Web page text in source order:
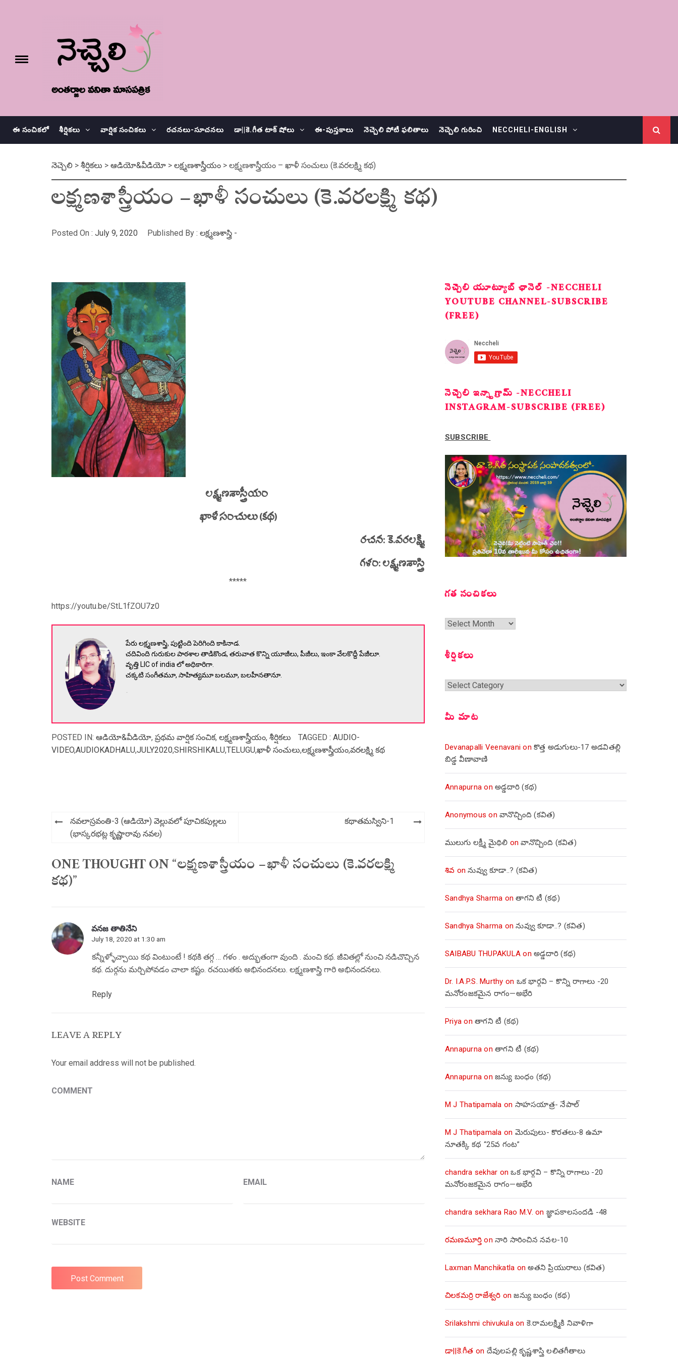
Toggle
ఈ సంచికలో శీర్షికలు వార్షిక సంచికలు రచనలు-సూచనలు డా||కె.గీత టాక్ షోలు ఈ-పుస్తకాలు నెచ్చెలి పోటీ ఫలితాలు నెచ్చెలి గురించి NECCHELI-ENGLISH
నెచ్చెలి > శీర్షికలు > ఆడియో&వీడియో > లక్ష్మణశాస్త్రీయం > లక్ష్మణశాస్త్రీయం – ఖాళీ సంచులు (కె.వరలక్ష్మి కథ)
లక్ష్మణశాస్త్రీయం – ఖాళీ సంచులు (కె.వరలక్ష్మి కథ)
Posted On : July 9, 2020 Published By : లక్ష్మణశాస్త్రి -
లక్ష్మణశాస్త్రీయం
ఖాళీ సంచులు (కథ)
రచన: కె.వరలక్ష్మి
గళం: లక్ష్మణశాస్త్రి
*****
https://youtu.be/StL1fZOU7z0
పేరు లక్ష్మణశాస్త్రి, పుట్టింది పెరిగింది కాకినాడ.
చదివింది గురుకుల పాఠశాల తాడికొండ, తరువాత కొన్ని యూజీలు, పీజీలు, ఇంకా వేలకొద్దీ పేజీలూ.
వృత్తి LIC of india లో అధికారిగా.
చక్కటి సంగీతమూ, సాహిత్యమూ బలమూ, బలహీనతానూ.
-
POSTED IN: ఆడియో&వీడియో, ప్రథమ వార్షిక సంచిక, లక్ష్మణశాస్త్రీయం, శీర్షికలు TAGGED : AUDIO-
VIDEO,AUDIOKADHALU,JULY2020,SHIRSHIKALU,TELUGU,ఖాళీ సంచులు,లక్ష్మణశాస్త్రీయం,వరలక్ష్మి కథ
Post
navigation
నవలాస్రవంతి-3 (ఆడియో) వెల్లువలో పూచికపుల్లలు
(భాస్కరభట్ల కృష్ణారావు నవల)
కథాతమస్విని-1
ONE THOUGHT ON “లక్ష్మణశాస్త్రీయం – ఖాళీ సంచులు (కె.వరలక్ష్మి
కథ)”
వనజ తాతినేని
July 18, 2020 at 1:30 am
కన్నీళ్ళోచ్చాయి కథ వింటుంటే ! కథకి తగ్గ … గళం . అద్భుతంగా వుంది . మంచి కథ. జీవితల్లో నుంచి నడిచొచ్చిన
కథ. దుర్గను మర్చిపోవడం చాలా కష్టం. రచయితకు అభినందనలు. లక్ష్మణశాస్త్రి గారి అభినందనలు.
Reply
LEAVE A REPLY
Your email address will not be published.
COMMENT
NAME EMAIL
WEBSITE
నెచ్చెలి యూట్యూబ్ ఛానెల్ -NECCHELI
YOUTUBE CHANNEL-SUBSCRIBE
(FREE)
నెచ్చెలి ఇన్స్టాగ్రామ్ -NECCHELI
INSTAGRAM-SUBSCRIBE (FREE)
SUBSCRIBE
గత సంచికలు
గత
శీర్షికలు
శీర్షికలు
మీ మాట
Devanapalli Veenavani onకొత్త అడుగులు-17 అడవితల్లి
బిడ్డ వీణావాణి
Annapurna onఅడ్డదారి (కథ)
Anonymous onవానొచ్చింది (కవిత)
ములుగు లక్ష్మీ మైథిలి onవానొచ్చింది (కవిత)
శివ onనువ్వు కూడా..? (కవిత)
Sandhya Sharma onతాగని టీ (కథ)
Sandhya Sharma onనువ్వు కూడా..? (కవిత)
SAIBABU THUPAKULA onఅడ్డదారి (కథ)
Dr. I.A.P.S. Murthy on ఒక భార్గవి – కొన్ని రాగాలు -20
మనోరంజకమైన రాగం—అభేరి
Priya onతాగని టీ (కథ)
Annapurna onతాగని టీ (కథ)
Annapurna onజన్యు బంధం (కథ)
M J Thatipamala on సాహసయాత్ర- నేపాల్‌
M J Thatipamala on మెరుపులు- కొరతలు-8 ఉమా
నూతక్కి కథ “25వ గంట”
chandra sekhar onఒక భార్గవి – కొన్ని రాగాలు -20
మనోరంజకమైన రాగం—అభేరి
chandra sekhara Rao M.V. on జ్ఞాపకాలసందడి -48
రమణమూర్తి onనారి సారించిన నవల-10
Laxman Manchikatla onఅతని ప్రియురాలు (కవిత)
చిలకమర్రి రాజేశ్వరి onజన్యు బంధం (కథ)
Srilakshmi chivukulaon కె.రామలక్ష్మికి నివాళిగా
డా||కె.గీత on దేవులపల్లి కృష్ణశాస్త్రి లలితగీతాలు